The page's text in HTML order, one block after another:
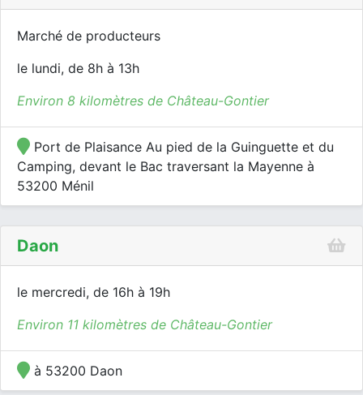
Marché de producteurs
le lundi, de 8h à 13h
Environ 8 kilomètres de Château-Gontier
Port de Plaisance Au pied de la Guinguette et du
Camping, devant le Bac traversant la Mayenne à
53200 Ménil
Daon
le mercredi, de 16h à 19h
Environ 11 kilomètres de Château-Gontier
à 53200 Daon